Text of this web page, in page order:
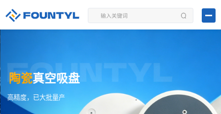
陶瓷真空吸盘
高精度，已大批量产